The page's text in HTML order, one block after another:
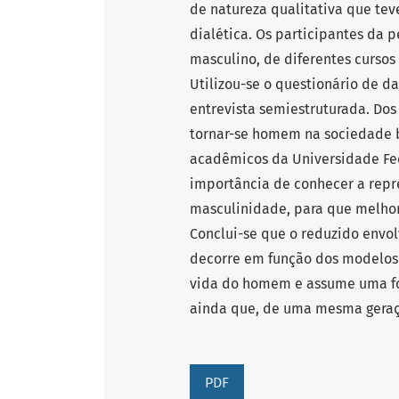
de natureza qualitativa que
dialética. Os participantes da
masculino, de diferentes
Utilizou-se o questionário de
entrevista semiestruturada.
tornar-se homem na
acadêmicos da Universidade
importância de conhecer a
masculinidade, para que
Conclui-se que o reduzido
decorre em função dos
vida do homem e assume uma
ainda que, de uma mesma
PDF